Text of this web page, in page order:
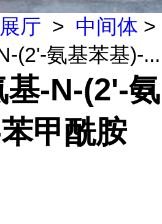
厅 > 中间体 >
(2'-氨基苯基)-...
-N-(2'-氨
甲酰胺